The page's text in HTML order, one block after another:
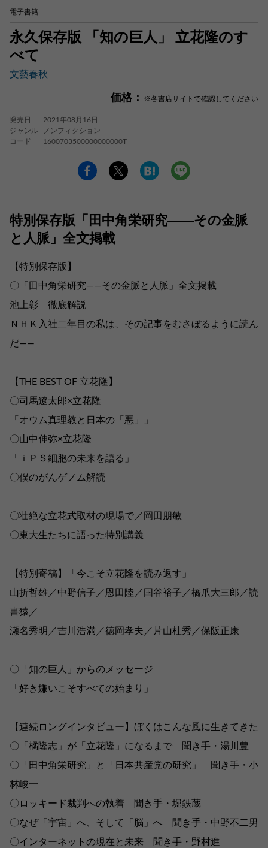
電子書籍
永久保存版 「知の巨人」 立花隆のす
べて
文藝春秋
価格： ※各書店サイトで確認してください
発売日
2021年08月16日
ジャンル
ノンフィクション
コード
1600703500000000000T
特別保存版「田中角栄研究――その金脈
と人脈」全文掲載
【特別保存版】
〇「田中角栄研究――その金脈と人脈」全文掲載
池上彰 徹底解説
ＮＨＫ入社二年目の私は、その記事をむさぼるように読ん
だ――
【THE BEST OF 立花隆】
〇司馬遼太郎×立花隆
「オウム真理教と日本の「悪」」
〇山中伸弥×立花隆
「ｉＰＳ細胞の未来を語る」
〇僕のがんゲノム解読
〇壮絶な立花式取材の現場で／岡田朋敏
〇東大生たちに語った特別講義
【特別寄稿】「今こそ立花隆を読み返す」
山折哲雄／中野信子／恩田陸／国谷裕子／橋爪大三郎／読
書猿／
瀬名秀明／吉川浩満／徳岡孝夫／片山杜秀／保阪正康
〇「知の巨人」からのメッセージ
「好き嫌いこそすべての始まり」
【連続ロングインタビュー】ぼくはこんな風に生きてきた
〇「橘隆志」が「立花隆」になるまで 聞き手・湯川豊
〇「田中角栄研究」と「日本共産党の研究」 聞き手・小
林峻一
〇ロッキード裁判への執着 聞き手・堀鉄蔵
〇なぜ「宇宙」へ、そして「脳」へ 聞き手・中野不二男
〇インターネットの現在と未来 聞き手・野村進